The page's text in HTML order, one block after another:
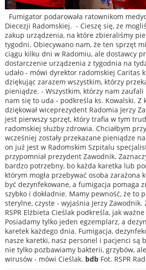
Fumigator podarowała ratownikom
Diecezji Radomskiej. - Cieszę się, ze
zakup urządzenia, na które zbieraliśmy
tygodni. Obiecywano nam, że ten sprzęt
ciągu kilku dni w Radomiu, ale dostawcy
dostarczenie urządzenia z tygodnia na
udało - mówi dyrektor radomskiej Caritas
dziękując zarazem wszystkim, którzy
pieniądze. - Wszystkim, którzy nam
nam się to uda - podkreśla ks. Kowalski. Z
dziękował wiceprezydent Radomia Jerzy
jest pierwszy sprzęt, który trafia w tym
radomskiej służby zdrowia. Chciałbym
wcześniej zostały przekazane pieniądze
on już jest w Radomskim Szpitalu
przypomniał prezydent Zawodnik.
bardzo potrzebny, bo każda karetka lub
którym mogła przebywać osoba zarażona
być dezynfekowane, a fumigacja pomaga
szybko i dokładnie. Mamy pewność, że to
sterylne, czyste - wyjaśnia Jerzy Zawodnik.
RSPR Elżbieta Cieślak podkreśla, jak
Posiadamy tylko jeden egzemplarz, a
karetek każdego dnia. Fumigacja,
nasze karetki, nasz personel i pacjenci są
nie tylko pozbawiamy bakterii, grzybów,
wirusów - mówi Cieślak. bdb Fot. RSPR